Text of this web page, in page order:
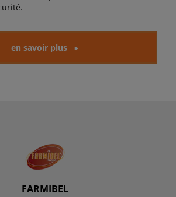
en savoir plus
FARMIBEL